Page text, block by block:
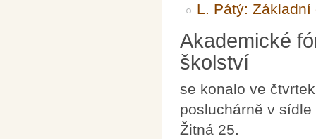
L. Pátý:
Akademické
školství
se konalo ve
posluchárně v
Žitná 25.